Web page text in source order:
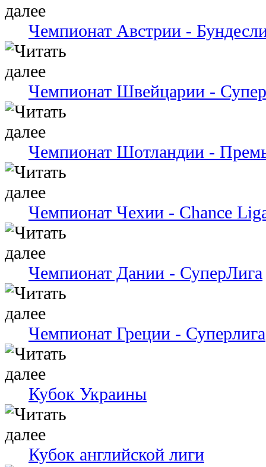
Чемпионат Австрии -
Чемпионат Швейцарии -
Чемпионат Шотландии -
Чемпионат Чехии - Chance
Чемпионат Дании - СуперЛига
Чемпионат Греции - Суперлига
Кубок Украины
Кубок английской лиги